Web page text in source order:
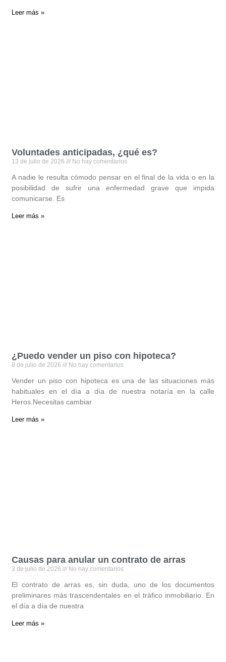
Leer más »
Voluntades anticipadas, ¿qué es?
13 de julio de 2026 No hay comentarios
A nadie le resulta cómodo pensar en el final de la vida o en la
posibilidad de sufrir una enfermedad grave que impida
comunicarse. Es
Leer más »
¿Puedo vender un piso con hipoteca?
8 de julio de 2026 No hay comentarios
Vender un piso con hipoteca es una de las situaciones más
habituales en el día a día de nuestra notaría en la calle
Heros.Necesitas cambiar
Leer más »
Causas para anular un contrato de arras
3 de julio de 2026 No hay comentarios
El contrato de arras es, sin duda, uno de los documentos
preliminares más trascendentales en el tráfico inmobiliario. En
el día a día de nuestra
Leer más »